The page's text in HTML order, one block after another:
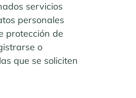
servicios
personales
protección de
o
que se soliciten